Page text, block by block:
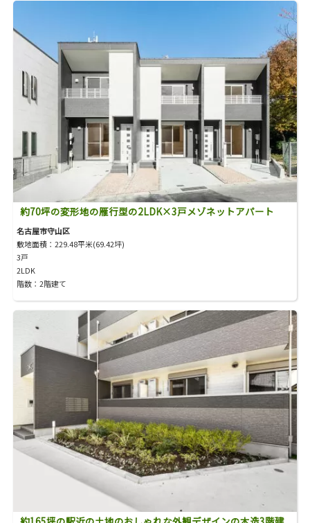
約70坪の変形地の雁行型の2LDK×3戸メゾネットアパート
名古屋市守山区
敷地面積：229.48平米(69.42坪)
3戸
2LDK
階数：2階建て